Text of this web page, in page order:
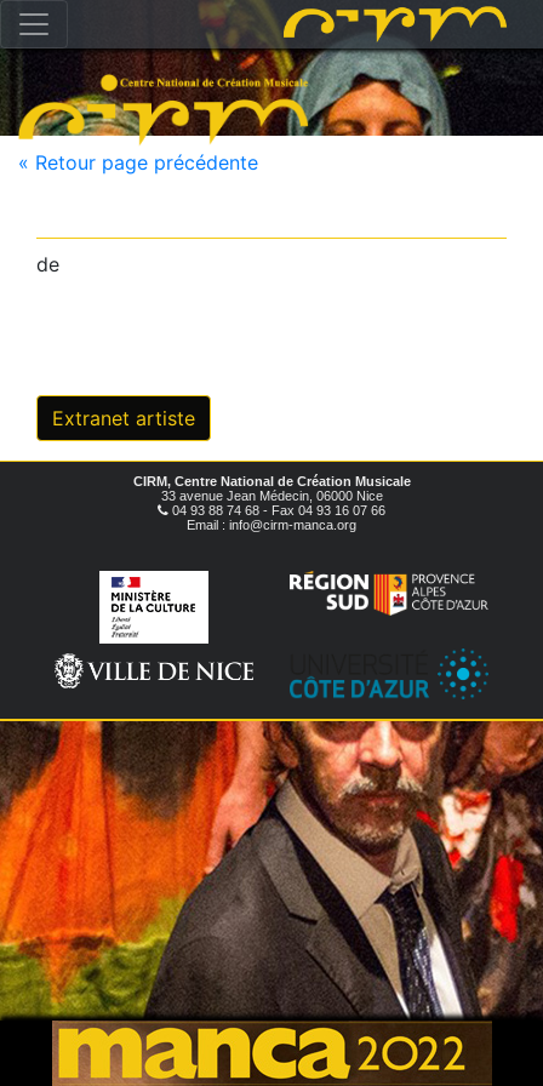
« Retour page précédente
de
Extranet artiste
CIRM, Centre National de Création Musicale
33 avenue Jean Médecin, 06000 Nice
04 93 88 74 68 - Fax 04 93 16 07 66
Email : info@cirm-manca.org